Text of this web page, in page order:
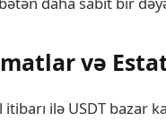
və
itibarı ilə USDT bazar